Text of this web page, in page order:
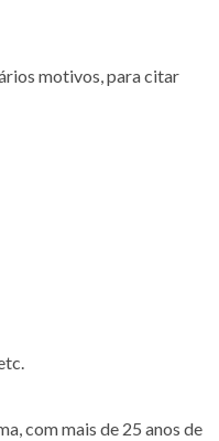
motivos, para citar
, com mais de 25 anos de